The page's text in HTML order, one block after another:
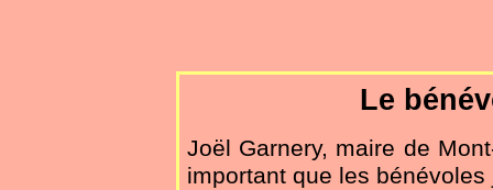
Le
Joël Garnery, maire de
important que les